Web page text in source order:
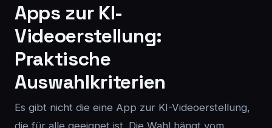
Apps zur KI-
Videoerstellung:
Praktische
Auswahlkriterien
Es gibt nicht die eine App zur KI-Videoerstellung,
die für alle geeignet ist. Die Wahl hängt vom